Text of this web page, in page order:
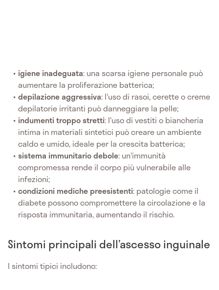
igiene inadeguata: una scarsa igiene personale può
aumentare la proliferazione batterica;
depilazione aggressiva: l'uso di rasoi, cerette o creme
depilatorie irritanti può danneggiare la pelle;
indumenti troppo stretti: l'uso di vestiti o biancheria
intima in materiali sintetici può creare un ambiente
caldo e umido, ideale per la crescita batterica;
sistema immunitario debole: un'immunità
compromessa rende il corpo più vulnerabile alle
infezioni;
condizioni mediche preesistenti: patologie come il
diabete possono compromettere la circolazione e la
risposta immunitaria, aumentando il rischio.
Sintomi principali dell’ascesso inguinale
I sintomi tipici includono: